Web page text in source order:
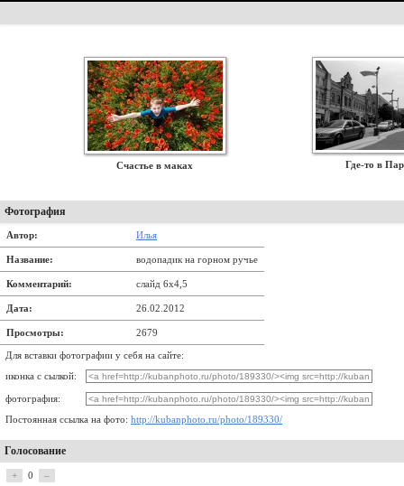
Счастье в маках Где-то в
Фотография
Автор: Илья
Название: водопадик на горном ручье
Комментарий: слайд 6х4,5
Дата: 26.02.2012
Просмотры: 2679
Для вставки фотографии у себя на сайте:
иконка с сылкой:
фотография:
Постоянная ссылка на фото: http://kubanphoto.ru/photo/189330/
Голосование
+ 0 –